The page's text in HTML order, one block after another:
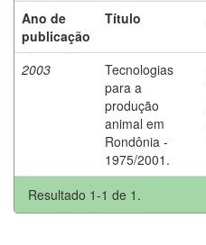
Ano de
publicação
Título
2003
Tecnologias
para a
produção
animal em
Rondônia -
1975/2001.
Resultado 1-1 de 1.